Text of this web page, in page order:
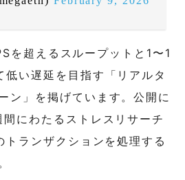
を超えるスループットと1〜1
い遅延を目指す「リアルタ
ン」を掲げています。公開に
にわたるストレスリサーチ
トランザクションを処理する